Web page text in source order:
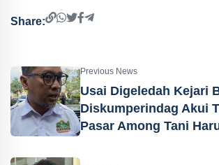
Share:
Previous News
Usai Digeledah Kejari
Diskumperindag Akui
Pasar Among Tani